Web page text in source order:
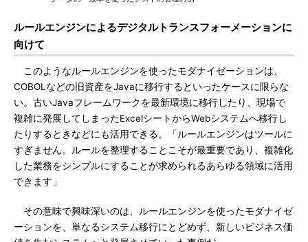
ルールエンジンによるデジタルトランスフォーメーションに
向けて
このようなルールエンジンを使ったモダナイゼーションは、
COBOLなどの旧資産をJavaに移行するといったケースに限らな
い。古いJavaフレームワークを最新環境に移行したり、現場で
複雑に発展してしまったExcelシートからWebシステムへ移行し
たりするときなどにも活用できる。「ルールエンジンはツールに
すぎません。ルールを整理することこそが最重要であり、複雑化
した業務をシンプルにすることが求められるあらゆる領域に活用
できます」
その意味で興味深いのは、ルールエンジンを使ったモダナイゼ
ーションを、単なるシステム移行にとどめず、新しいビジネス価